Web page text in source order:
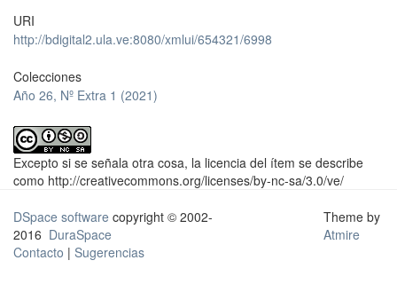
URI
http://bdigital2.ula.ve:8080/xmlui/654321/6998
Colecciones
Año 26, Nº Extra 1 (2021)
Excepto si se señala otra cosa, la licencia del ítem se describe
como http://creativecommons.org/licenses/by-nc-sa/3.0/ve/
DSpace software copyright © 2002-
2016 DuraSpace
Contacto | Sugerencias
Theme by
Atmire